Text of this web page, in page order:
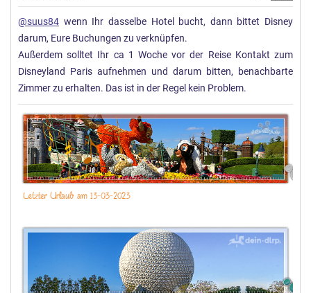
@suus84 wenn Ihr dasselbe Hotel bucht, dann bittet Disney
darum, Eure Buchungen zu verknüpfen.
Außerdem solltet Ihr ca 1 Woche vor der Reise Kontakt zum
Disneyland Paris aufnehmen und darum bitten, benachbarte
Zimmer zu erhalten. Das ist in der Regel kein Problem.